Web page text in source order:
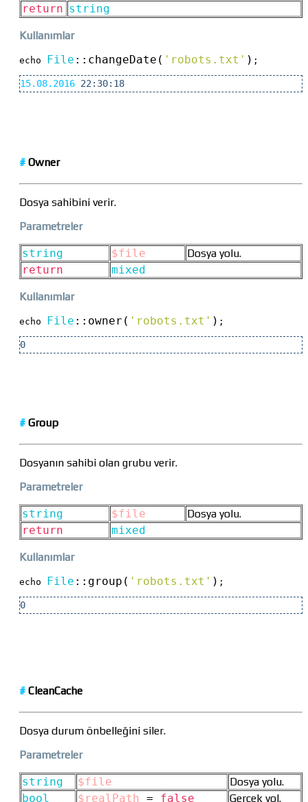
return string
Kullanımlar
echo File :: changeDate( 'robots.txt' ) ;
15.08.2016 22:30:18
# Owner
Dosya sahibini verir.
Parametreler
string $file
Dosya yolu.
return
mixed
Kullanımlar
echo File :: owner( 'robots.txt' ) ;
0
# Group
Dosyanın sahibi olan grubu verir.
Parametreler
string $file
Dosya yolu.
return
mixed
Kullanımlar
echo File :: group( 'robots.txt' ) ;
0
# CleanCache
Dosya durum önbelleğini siler.
Parametreler
string $file
Dosya yolu.
bool
$realPath = false Gerçek yol.